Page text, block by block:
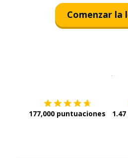
Comenzar la
177,000 puntuaciones